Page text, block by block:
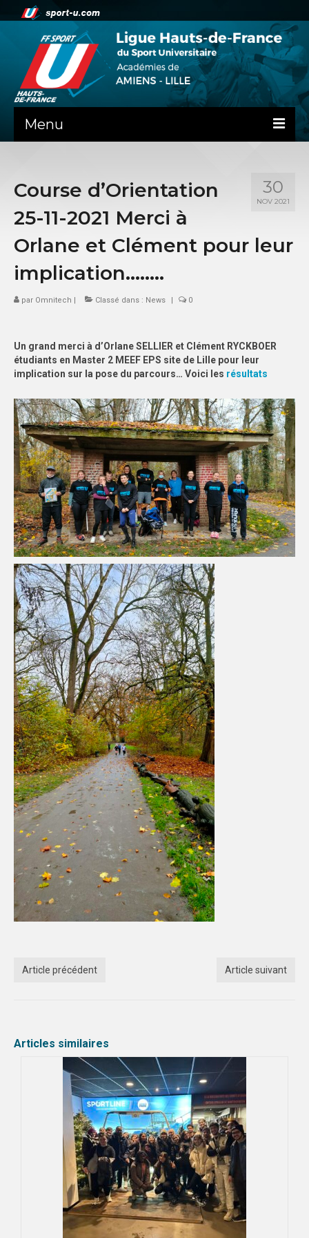
Menu
PRÉSENTATION
ADMINISTRATIF
SPORTS CO
FEUILLES DE MATCH
SPORTS IND
COMMUNICATION
PHOTOTHÈQUE
AMIENS
LILLE
VIDÉOTHÈQUE
LOGOTHÈQUE
AFFICHES
PALMARÈS
PARTENAIRES
30
NOV 2021
Course d’Orientation
25-11-2021 Merci à
Orlane et Clément pour leur
implication……..
par Omnitech | Classé dans : News | 0
Un grand merci à d’Orlane SELLIER et Clément RYCKBOER
étudiants en Master 2 MEEF EPS site de Lille pour leur
implication sur la pose du parcours… Voici les résultats
Article précédent Article suivant
Articles similaires